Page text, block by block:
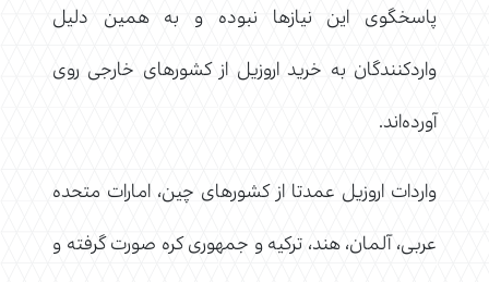
پاسخگوی این نیازها نبوده و به همین دلیل
واردکنندگان به خرید اروزیل از کشورهای خارجی روی
آورده‌اند.
واردات اروزیل عمدتا از کشورهای چین، امارات متحده
عربی، آلمان، هند، ترکیه و جمهوری کره صورت گرفته و